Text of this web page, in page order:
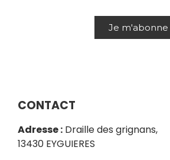
Je m'abonne
CONTACT
Adresse : Draille des grignans,
13430 EYGUIERES